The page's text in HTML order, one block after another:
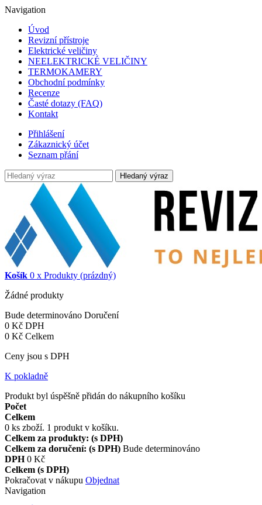
Navigation
Úvod
Revizní přístroje
Elektrické veličiny
NEELEKTRICKÉ VELIČINY
TERMOKAMERY
Obchodní podmínky
Recenze
Časté dotazy (FAQ)
Kontakt
Přihlášení
Zákaznický účet
Seznam přání
Hledaný výraz
Košík 0 x Produkty (prázdný)
Žádné produkty
Bude determinováno Doručení
0 Kč DPH
0 Kč Celkem
Ceny jsou s DPH
K pokladně
Produkt byl úspěšně přidán do nákupního košíku
Počet
Celkem
0 ks zboží. 1 produkt v košíku.
Celkem za produkty: (s DPH)
Celkem za doručení: (s DPH) Bude determinováno
DPH 0 Kč
Celkem (s DPH)
Pokračovat v nákupu Objednat
Navigation